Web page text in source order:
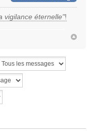
vigilance éternelle"!